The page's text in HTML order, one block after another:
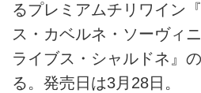
るプレミアムチリワイン
ス・カベルネ・ソーヴィ
ライブス・シャルドネ』
る。発売日は3月28日。